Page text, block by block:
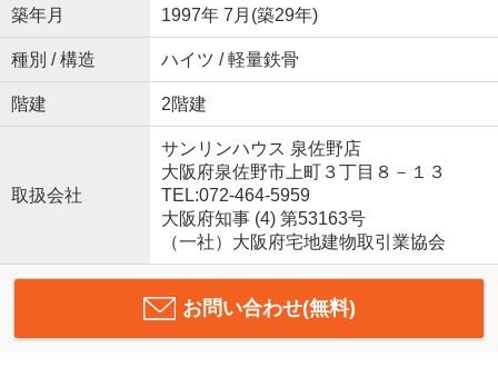
築年月 1997年 7月(築29年)
種別 / 構造 ハイツ / 軽量鉄骨
階建 2階建
取扱会社
サンリンハウス 泉佐野店
大阪府泉佐野市上町３丁目８－１３
TEL:072-464-5959
大阪府知事 (4) 第53163号
（一社）大阪府宅地建物取引業協会
お問い合わせ(無料)